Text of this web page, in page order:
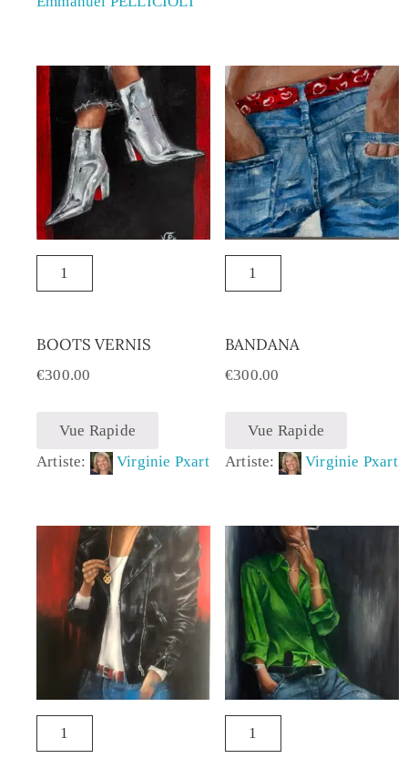
BOOTS VERNIS
€300.00
Vue Rapide
Artiste:
Virginie Pxart
BANDANA
€300.00
Vue Rapide
Artiste:
Virginie Pxart